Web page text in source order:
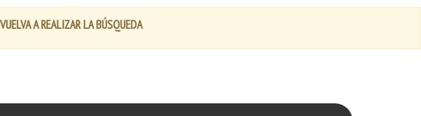
A REALIZAR LA BÚSQUEDA